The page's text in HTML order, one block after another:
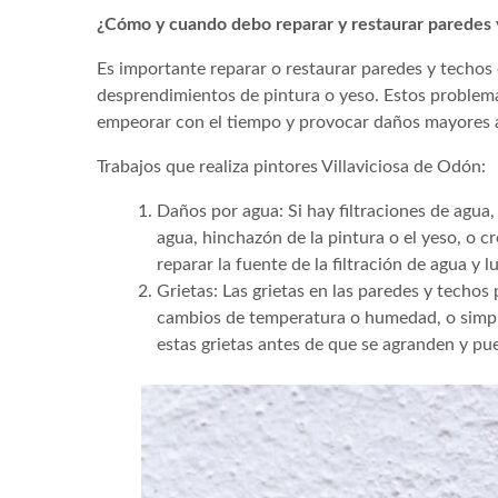
¿Cómo y cuando debo reparar y restaurar paredes
Es importante reparar o restaurar paredes y
desprendimientos de pintura o yeso. Estos
empeorar con el tiempo y provocar daños mayores
Trabajos que realiza pintores Villaviciosa de Odón:
Daños por agua: Si hay filtraciones de
agua, hinchazón de la pintura o el yeso, o
reparar la fuente de la filtración de agua y
Grietas: Las grietas en las paredes y
cambios de temperatura o humedad, o
estas grietas antes de que se agranden y